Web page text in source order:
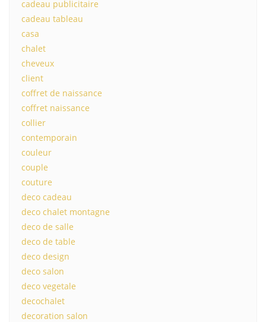
cadeau publicitaire
cadeau tableau
casa
chalet
cheveux
client
coffret de naissance
coffret naissance
collier
contemporain
couleur
couple
couture
deco cadeau
deco chalet montagne
deco de salle
deco de table
deco design
deco salon
deco vegetale
decochalet
decoration salon